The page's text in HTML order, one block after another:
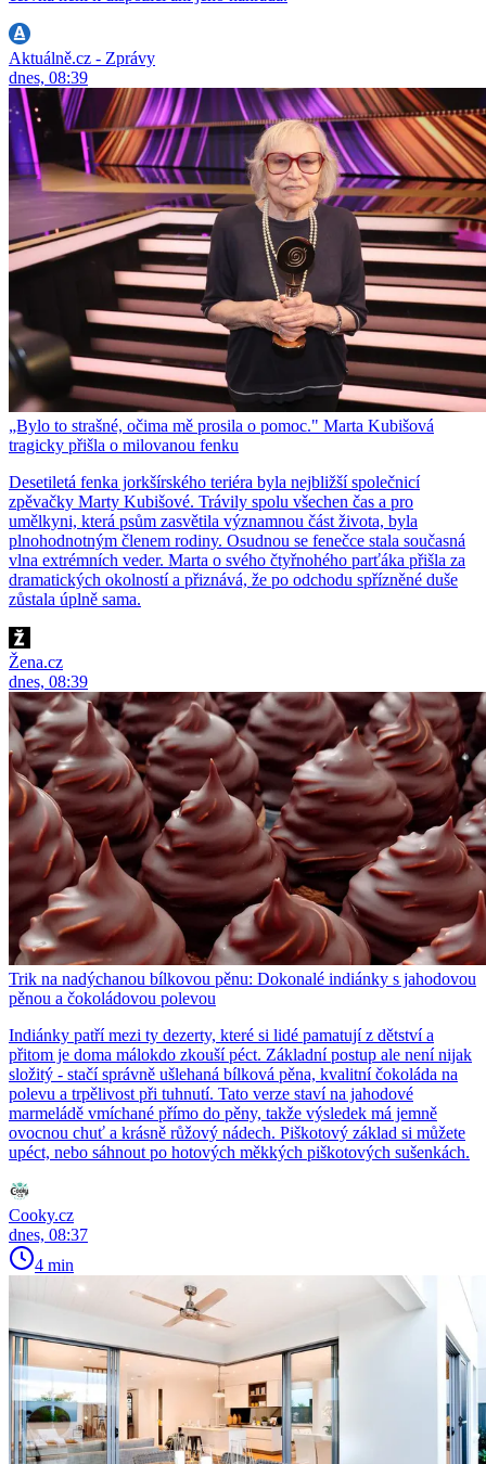
Aktuálně.cz - Zprávy
dnes, 08:39
„Bylo to strašné, očima mě prosila o pomoc." Marta Kubišová
tragicky přišla o milovanou fenku
Desetiletá fenka jorkšírského teriéra byla nejbližší společnicí
zpěvačky Marty Kubišové. Trávily spolu všechen čas a pro
umělkyni, která psům zasvětila významnou část života, byla
plnohodnotným členem rodiny. Osudnou se fenečce stala současná
vlna extrémních veder. Marta o svého čtyřnohého parťáka přišla za
dramatických okolností a přiznává, že po odchodu spřízněné duše
zůstala úplně sama.
Žena.cz
dnes, 08:39
Trik na nadýchanou bílkovou pěnu: Dokonalé indiánky s jahodovou
pěnou a čokoládovou polevou
Indiánky patří mezi ty dezerty, které si lidé pamatují z dětství a
přitom je doma málokdo zkouší péct. Základní postup ale není nijak
složitý - stačí správně ušlehaná bílková pěna, kvalitní čokoláda na
polevu a trpělivost při tuhnutí. Tato verze staví na jahodové
marmeládě vmíchané přímo do pěny, takže výsledek má jemně
ovocnou chuť a krásně růžový nádech. Piškotový základ si můžete
upéct, nebo sáhnout po hotových měkkých piškotových sušenkách.
Cooky.cz
dnes, 08:37
4 min